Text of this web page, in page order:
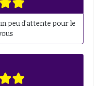
peu d'attente pour le